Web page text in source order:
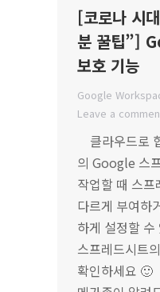
[코로나 시
분 꿀팁”]
보호 기능
Google
Leave a
클라우드로
의 Google 스
작업할 때 스
다르게 부여하
하게 설정할
스프레드시트
확인하세요